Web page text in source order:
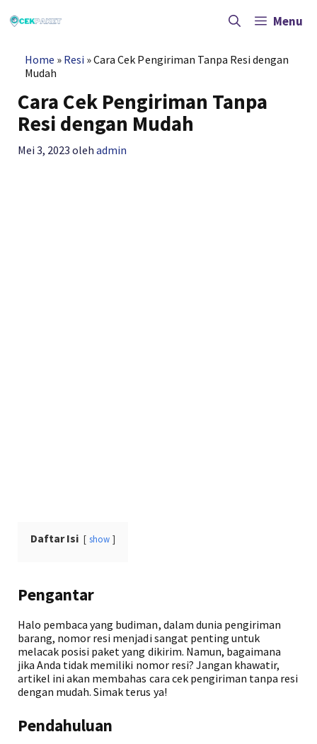
ke
Menu
Home » Resi »Cara Cek Pengiriman Tanpa Resi dengan
Mudah
Cara Cek Pengiriman Tanpa
Resi dengan Mudah
Mei 3, 2023 olehadmin
Daftar Isi show
Pengantar
Halo pembaca yang budiman, dalam dunia pengiriman
barang, nomor resi menjadi sangat penting untuk
melacak posisi paket yang dikirim. Namun, bagaimana
jika Anda tidak memiliki nomor resi? Jangan khawatir,
artikel ini akan membahas cara cek pengiriman tanpa resi
dengan mudah. Simak terus ya!
Pendahuluan